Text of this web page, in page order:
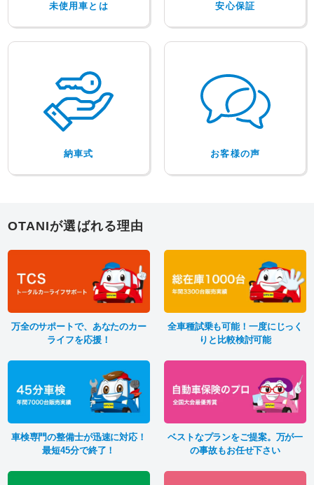
未使用車とは 安心保証
納車式 お客様の声
OTANIが選ばれる理由
万全のサポートで、あなたのカー
ライフを応援！
全車種試乗も可能！一度にじっく
りと比較検討可能
車検専門の整備士が迅速に対応！
最短45分で終了！
ベストなプランをご提案。万が一
の事故もお任せ下さい